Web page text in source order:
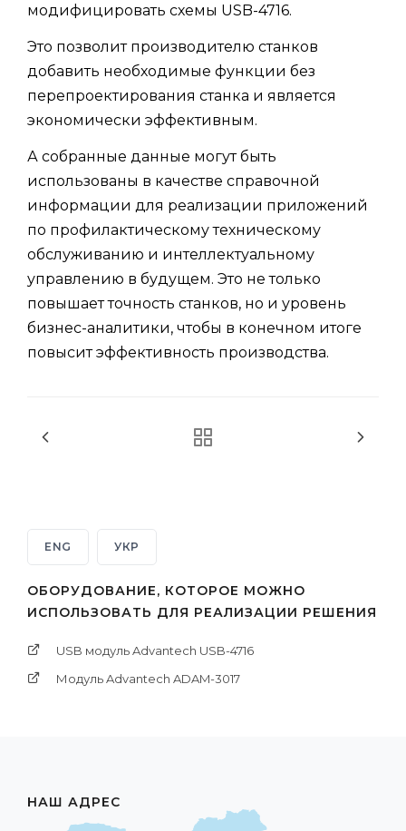
модифицировать схемы USB-4716.
Это позволит производителю станков
добавить необходимые функции без
перепроектирования станка и является
экономически эффективным.
А собранные данные могут быть
использованы в качестве справочной
информации для реализации приложений
по профилактическому техническому
обслуживанию и интеллектуальному
управлению в будущем. Это не только
повышает точность станков, но и уровень
бизнес-аналитики, чтобы в конечном итоге
повысит эффективность производства.
ENG УКР
ОБОРУДОВАНИЕ, КОТОРОЕ МОЖНО
ИСПОЛЬЗОВАТЬ ДЛЯ РЕАЛИЗАЦИИ РЕШЕНИЯ
USB модуль Advantech USB-4716
Модуль Advantech ADAM-3017
НАШ АДРЕС